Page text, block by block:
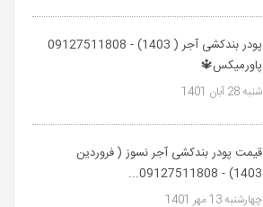
پودر بندکشی آجر ( 1403) - 09127511808
پاورمیکس🔱
شنبه 28 آبان 1401
قیمت پودر بندکشی آجر نسوز ( فروردین
1403) - 09127511808...
چهارشنبه 13 مهر 1401